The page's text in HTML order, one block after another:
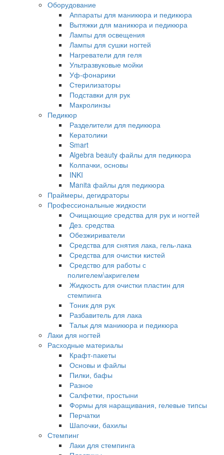
Оборудование
Аппараты для маникюра и педикюра
Вытяжки для маникюра и педикюра
Лампы для освещения
Лампы для сушки ногтей
Нагреватели для геля
Ультразвуковые мойки
Уф-фонарики
Стерилизаторы
Подставки для рук
Макролинзы
Педикюр
Разделители для педикюра
Кератолики
Smart
Algebra beauty файлы для педикюра
Колпачки, основы
INKI
Manita файлы для педикюра
Праймеры, дегидраторы
Профессиональные жидкости
Очищающие средства для рук и ногтей
Дез. средства
Обезжириватели
Средства для снятия лака, гель-лака
Средства для очистки кистей
Средство для работы с
полигелем\акригелем
Жидкость для очистки пластин для
стемпинга
Тоник для рук
Разбавитель для лака
Тальк для маникюра и педикюра
Лаки для ногтей
Расходные материалы
Крафт-пакеты
Основы и файлы
Пилки, бафы
Разное
Салфетки, простыни
Формы для наращивания, гелевые типсы
Перчатки
Шапочки, бахилы
Стемпинг
Лаки для стемпинга